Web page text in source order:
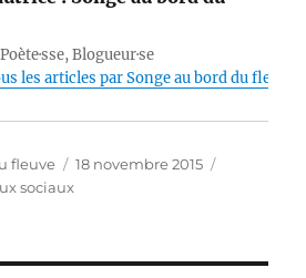
Blogueur·se
les articles par Songe au bord du fleuve
fleuve
Publié
18 novembre 2015
sociaux